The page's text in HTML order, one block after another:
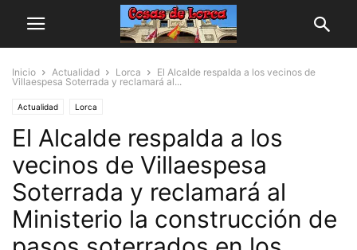
Inicio Actualidad Lorca
El Alcalde respalda a los vecinos de
Villaespesa Soterrada y reclamará al...
Actualidad Lorca
El Alcalde respalda a los
vecinos de Villaespesa
Soterrada y reclamará al
Ministerio la construcción de